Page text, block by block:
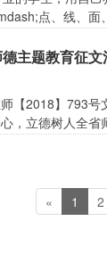
点、线、面
主题教育征
【2018】793号
，立德树人全省
« 1 2